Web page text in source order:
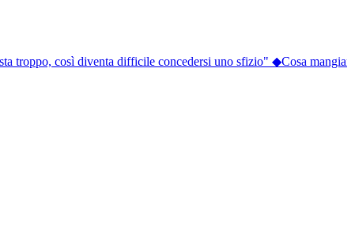
troppo, così diventa difficile concedersi uno sfizio"◆ Cosa